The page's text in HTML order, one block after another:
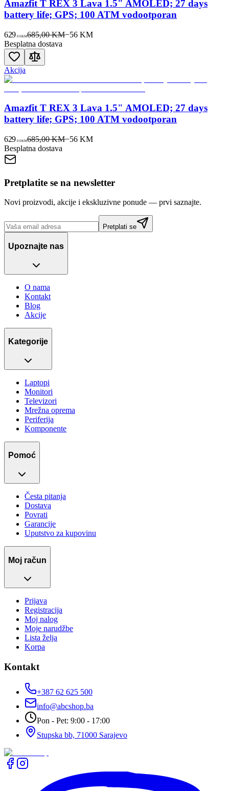
Amazfit T REX 3 Lava 1.5" AMOLED; 27 days
battery life; GPS; 100 ATM vodootporan
629 00KM685,00 KM−56 KM
Besplatna dostava
Akcija
Amazfit T REX 3 Lava 1.5" AMOLED; 27 days
battery life; GPS; 100 ATM vodootporan
629 00KM685,00 KM−56 KM
Besplatna dostava
Pretplatite se na newsletter
Novi proizvodi, akcije i ekskluzivne ponude — prvi saznajte.
Pretplati se
Upoznajte nas
O nama
Kontakt
Blog
Akcije
Kategorije
Laptopi
Monitori
Televizori
Mrežna oprema
Periferija
Komponente
Pomoć
Česta pitanja
Dostava
Povrati
Garancije
Uputstvo za kupovinu
Moj račun
Prijava
Registracija
Moj nalog
Moje narudžbe
Lista želja
Korpa
Kontakt
+387 62 625 500
info@abcshop.ba
Pon - Pet: 9:00 - 17:00
Stupska bb, 71000 Sarajevo